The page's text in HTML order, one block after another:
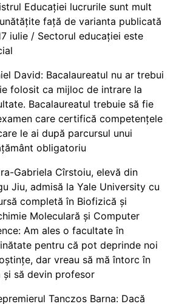
Educației lucrurile sunt mult
față de varianta publicată
iulie / Sectorul educației este
David: Bacalaureatul nu ar trebui
folosit ca mijloc de intrare la
Bacalaureatul trebuie să fie
care certifică competențele
le ai după parcursul unui
obligatoriu
Gabriela Cîrstoiu, elevă din
Jiu, admisă la Yale University cu
completă în Biofizică și
Moleculară și Computer
Am ales o facultate în
pentru că pot deprinde noi
dar vreau să mă întorc în
și să devin profesor
Tanczos Barna: Dacă